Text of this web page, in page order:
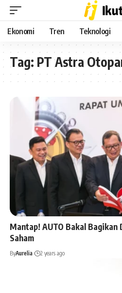
Ekonomi Tren Teknologi
Tag: PT Astra
Mantap! AUTO Bakal Bagikan
Saham
ByAurelia 2 years ago